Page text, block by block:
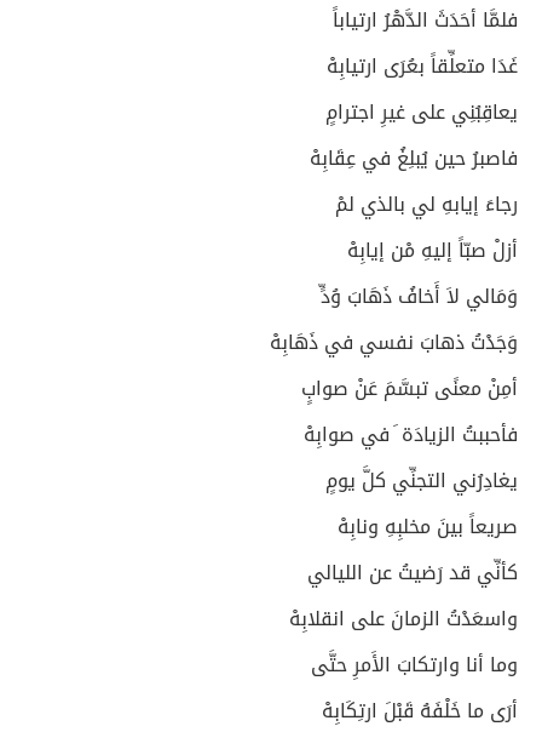
فلمَّا أحَدَثَ الدَّهْرُ ارتياباً
غَدَا متعلِّقاً بعُرَى ارتيابِهْ
يعاقِبُنِي على غيرِ اجترامٍ
فاصبرُ حين يُبلِغُ في عِقَابِهْ
رجاءَ إيابهِ لي بالذي لمْ
أزلْ صبّاً إليهِ مْن إيابِهْ
وَمَالي لاَ أَخافُ ذَهَابَ وُدٍّ
وَجَدْتُ ذهابَ نفسي في ذَهَابِهْ
أمِنْ معنًى تبسَّمَ عَنْ صوابٍ
فأحببتُ الزيادَة َ في صوابِهْ
يغادِرُني التجنِّي كلَّ يومٍ
صريعاً بينَ مخلبِهِ ونابِهْ
كأنِّي قد رَضيتُ عن الليالي
واسعَدْتُ الزمانَ على انقلابِهْ
وما أنا وارتكابَ الأَمرِ حتَّى
أرَى ما خَلْفَهُ قَبْلَ ارتِكَابِهْ